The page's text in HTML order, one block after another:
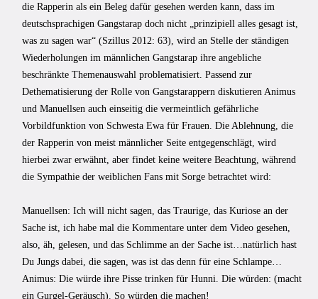
die Rapperin als ein Beleg dafür gesehen werden kann, dass im
deutschsprachigen Gangstarap doch nicht „prinzipiell alles gesagt ist,
was zu sagen war“ (Szillus 2012: 63), wird an Stelle der ständigen
Wiederholungen im männlichen Gangstarap ihre angebliche
beschränkte Themenauswahl problematisiert. Passend zur
Dethematisierung der Rolle von Gangstarappern diskutieren Animus
und Manuellsen auch einseitig die vermeintlich gefährliche
Vorbildfunktion von Schwesta Ewa für Frauen. Die Ablehnung, die
der Rapperin von meist männlicher Seite entgegenschlägt, wird
hierbei zwar erwähnt, aber findet keine weitere Beachtung, während
die Sympathie der weiblichen Fans mit Sorge betrachtet wird:
Manuellsen: Ich will nicht sagen, das Traurige, das Kuriose an der
Sache ist, ich habe mal die Kommentare unter dem Video gesehen,
also, äh, gelesen, und das Schlimme an der Sache ist…natürlich hast
Du Jungs dabei, die sagen, was ist das denn für eine Schlampe…
Animus: Die würde ihre Pisse trinken für Hunni. Die würden: (macht
ein Gurgel-Geräusch). So würden die machen!